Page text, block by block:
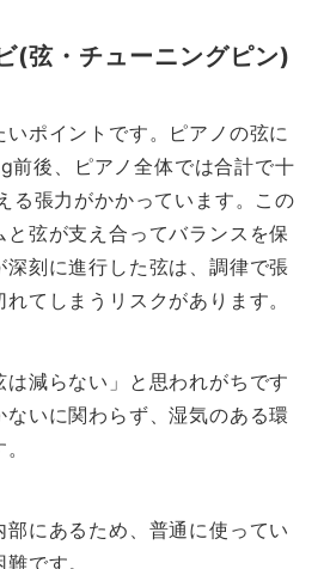
(弦・チューニングピン)
いポイントです。ピアノの弦に
前後、ピアノ全体では合計で十
る張力がかかっています。この
弦が支え合ってバランスを保
深刻に進行した弦は、調律で張
てしまうリスクがあります。
は減らない」と思われがちです
いに関わらず、湿気のある環
にあるため、普通に使ってい
です。